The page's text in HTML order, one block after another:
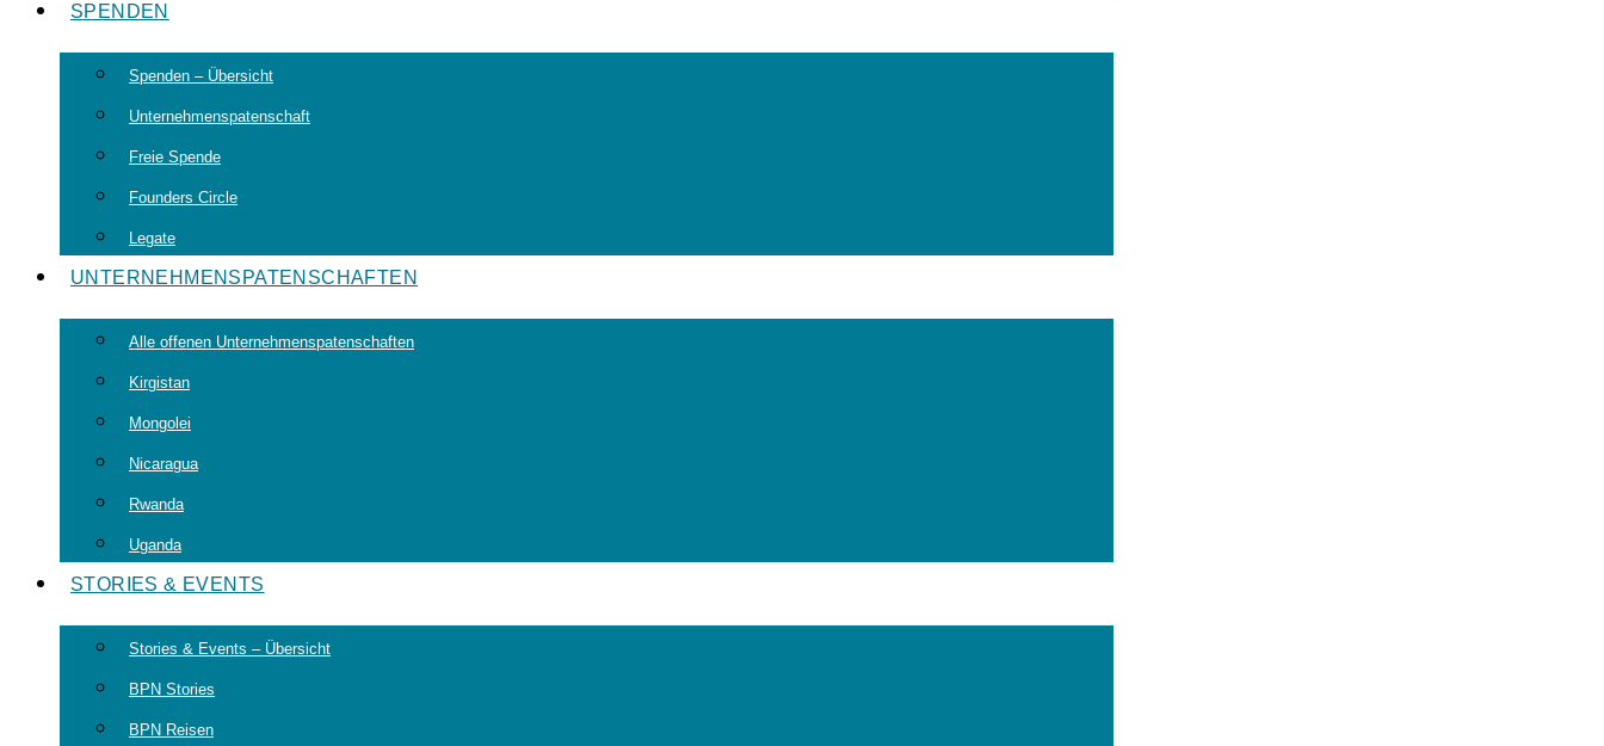
SPENDEN
Spenden – Übersicht
Unternehmenspatenschaft
Freie Spende
Founders Circle
Legate
UNTERNEHMENSPATENSCHAFTEN
Alle offenen Unternehmenspatenschaften
Kirgistan
Mongolei
Nicaragua
Rwanda
Uganda
STORIES & EVENTS
Stories & Events – Übersicht
BPN Stories
BPN Reisen